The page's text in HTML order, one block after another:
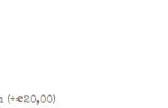
(+€20,00)